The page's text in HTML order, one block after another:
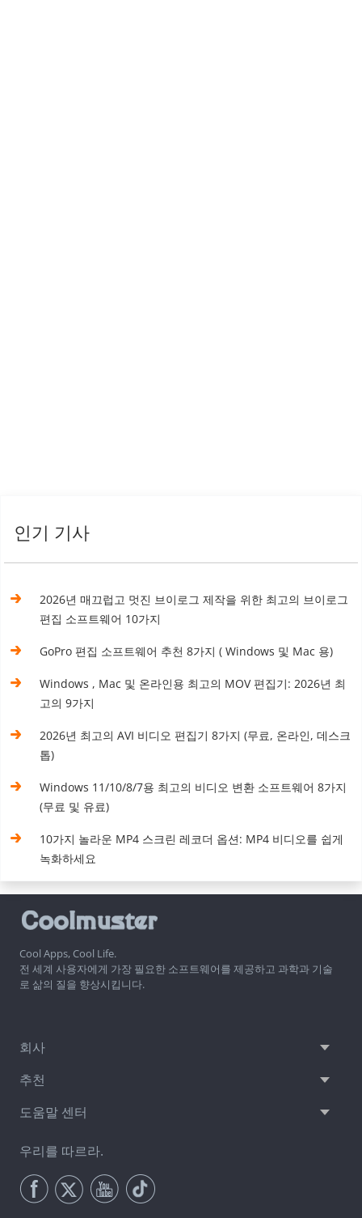
인기 기사
2026년 매끄럽고 멋진 브이로그 제작을 위한 최고의 브이로그
편집 소프트웨어 10가지
GoPro 편집 소프트웨어 추천 8가지 ( Windows 및 Mac 용)
Windows , Mac 및 온라인용 최고의 MOV 편집기: 2026년 최
고의 9가지
2026년 최고의 AVI 비디오 편집기 8가지 (무료, 온라인, 데스크
톱)
Windows 11/10/8/7용 최고의 비디오 변환 소프트웨어 8가지
(무료 및 유료)
10가지 놀라운 MP4 스크린 레코더 옵션: MP4 비디오를 쉽게
녹화하세요
Cool Apps, Cool Life.
전 세계 사용자에게 가장 필요한 소프트웨어를 제공하고 과학과 기술
로 삶의 질을 향상시킵니다.
회사
추천
도움말 센터
우리를 따르라.